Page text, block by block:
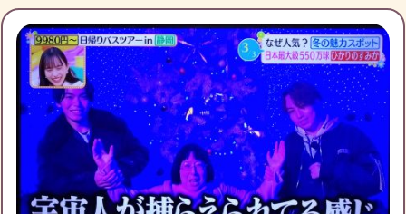
掛け持ちOKな方仲良くしてもらいたいで
す^_^
いくつかFC入ってますが理解ある方お友達になって
ください！！ たくさん話して現場で会えたりできる
濃い
2023年2月 (2) 2023年1月(2) 2022年12月(4)
2019年3月 (4) 2018年12月(1)